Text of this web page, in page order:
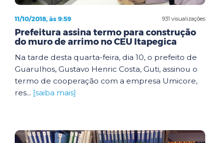
931 visualizações
11/10/2018, às 9:59
Prefeitura assina termo para construção
do muro de arrimo no CEU Itapegica
Na tarde desta quarta-feira, dia 10, o prefeito de
Guarulhos, Gustavo Henric Costa, Guti, assinou o
termo de cooperação com a empresa Umicore,
res... [saiba mais]